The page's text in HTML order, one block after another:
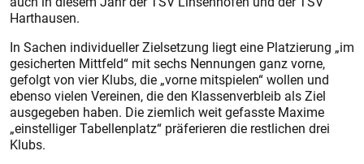
Harthausen.
In Sachen individueller Zielsetzung liegt eine Platzierung „im
gesicherten Mittfeld“ mit sechs Nennungen ganz vorne,
gefolgt von vier Klubs, die „vorne mitspielen“ wollen und
ebenso vielen Vereinen, die den Klassenverbleib als Ziel
ausgegeben haben. Die ziemlich weit gefasste Maxime
„einstelliger Tabellenplatz“ präferieren die restlichen drei
Klubs.